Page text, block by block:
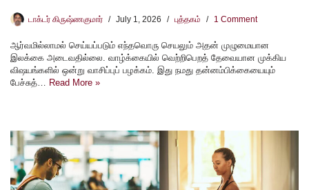
டாக்டர் கிருஷ்ணகுமார் July 1, 2026 புத்தகம் 1 Comment
ஆர்வமில்லாமல் செய்யப்படும் எந்தவொரு செயலும் அதன் முழுமையான
இலக்கை அடைவதில்லை. வாழ்க்கையில் வெற்றிபெறத் தேவையான முக்கிய
விஷயங்களில் ஒன்று வாசிப்புப் பழக்கம். இது நமது தன்னம்பிக்கையையும்
பேச்சுத்…
Read More »